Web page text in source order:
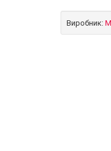
Виробник: